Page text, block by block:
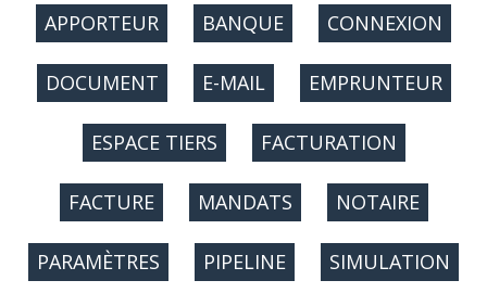
APPORTEUR BANQUE CONNEXION
DOCUMENT E-MAIL EMPRUNTEUR
ESPACE TIERS FACTURATION
FACTURE MANDATS NOTAIRE
PARAMÈTRES PIPELINE SIMULATION